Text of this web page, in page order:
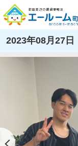
2023年08月27日